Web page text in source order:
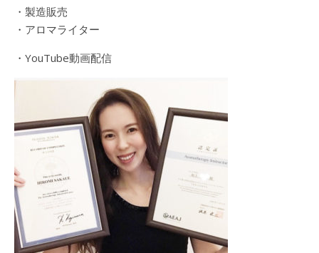
・製造販売
・アロマライター
・YouTube動画配信